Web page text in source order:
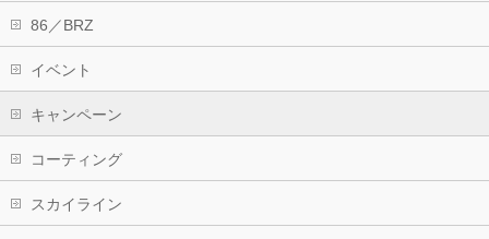
86／BRZ
イベント
キャンペーン
コーティング
スカイライン